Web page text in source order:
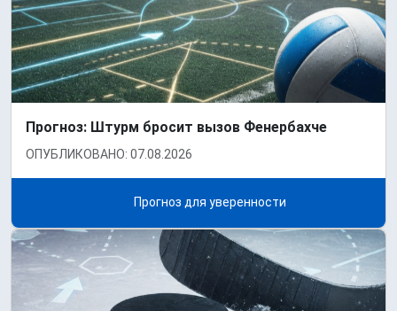
Прогноз: Штурм бросит вызов Фенербахче
ОПУБЛИКОВАНО: 07.08.2026
Прогноз для уверенности